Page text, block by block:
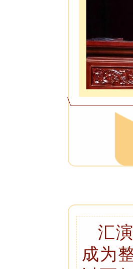
汇
成为